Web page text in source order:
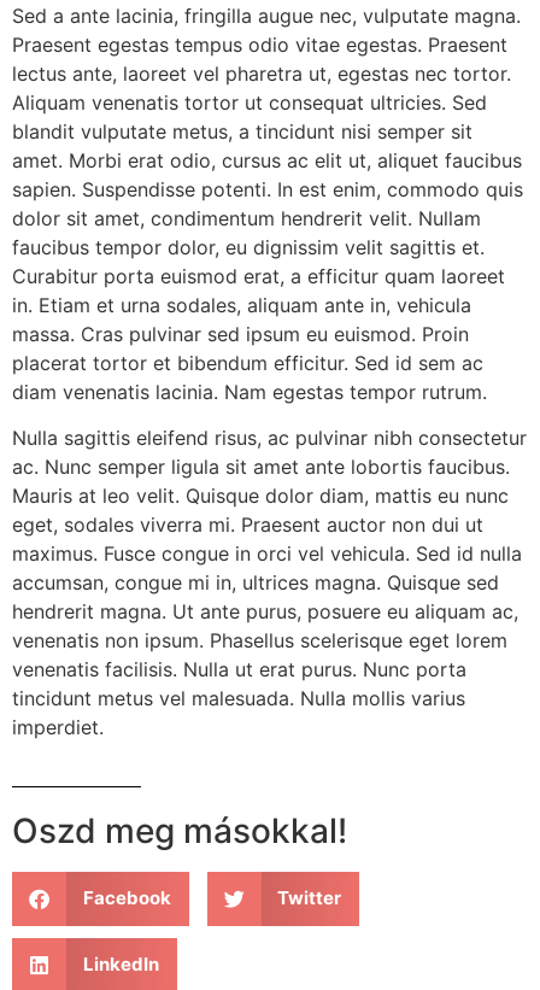
Sed a ante lacinia, fringilla augue nec, vulputate magna.
Praesent egestas tempus odio vitae egestas. Praesent
lectus ante, laoreet vel pharetra ut, egestas nec tortor.
Aliquam venenatis tortor ut consequat ultricies. Sed
blandit vulputate metus, a tincidunt nisi semper sit
amet. Morbi erat odio, cursus ac elit ut, aliquet faucibus
sapien. Suspendisse potenti. In est enim, commodo quis
dolor sit amet, condimentum hendrerit velit. Nullam
faucibus tempor dolor, eu dignissim velit sagittis et.
Curabitur porta euismod erat, a efficitur quam laoreet
in. Etiam et urna sodales, aliquam ante in, vehicula
massa. Cras pulvinar sed ipsum eu euismod. Proin
placerat tortor et bibendum efficitur. Sed id sem ac
diam venenatis lacinia. Nam egestas tempor rutrum.
Nulla sagittis eleifend risus, ac pulvinar nibh consectetur
ac. Nunc semper ligula sit amet ante lobortis faucibus.
Mauris at leo velit. Quisque dolor diam, mattis eu nunc
eget, sodales viverra mi. Praesent auctor non dui ut
maximus. Fusce congue in orci vel vehicula. Sed id nulla
accumsan, congue mi in, ultrices magna. Quisque sed
hendrerit magna. Ut ante purus, posuere eu aliquam ac,
venenatis non ipsum. Phasellus scelerisque eget lorem
venenatis facilisis. Nulla ut erat purus. Nunc porta
tincidunt metus vel malesuada. Nulla mollis varius
imperdiet.
Oszd meg másokkal!
Facebook Twitter
LinkedIn